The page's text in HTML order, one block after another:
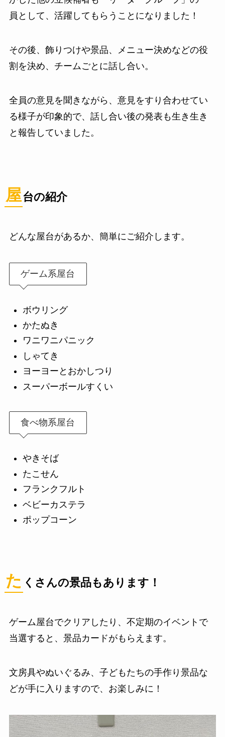
員として、活躍してもらうことになりました！
その後、飾りつけや景品、メニュー決めなどの役
割を決め、チームごとに話し合い。
全員の意見を聞きながら、意見をすり合わせてい
る様子が印象的で、話し合い後の発表も生き生き
と報告していました。
屋 台の紹介
どんな屋台があるか、簡単にご紹介します。
ゲーム系屋台
ボウリング
かたぬき
ワニワニパニック
しゃてき
ヨーヨーとおかしつり
スーパーボールすくい
食べ物系屋台
やきそば
たこせん
フランクフルト
ベビーカステラ
ポップコーン
た くさんの景品もあります！
ゲーム屋台でクリアしたり、不定期のイベントで
当選すると、景品カードがもらえます。
文房具やぬいぐるみ、子どもたちの手作り景品な
どが手に入りますので、お楽しみに！